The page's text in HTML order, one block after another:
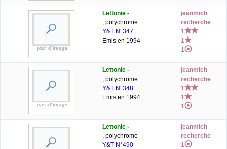
Lettonie -
, polychrome
Y&T N°347
Emis en 1994
jeanmich
recherche
1
1
1
Lettonie -
, polychrome
Y&T N°348
Emis en 1994
jeanmich
recherche
1
1
1
Lettonie -
, polychrome
Y&T N°490
jeanmich
recherche
1